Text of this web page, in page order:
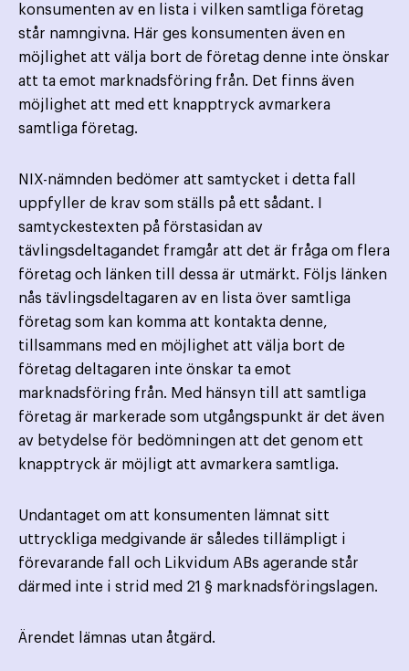
konsumenten av en lista i vilken samtliga företag
står namngivna. Här ges konsumenten även en
möjlighet att välja bort de företag denne inte önskar
att ta emot marknadsföring från. Det finns även
möjlighet att med ett knapptryck avmarkera
samtliga företag.
NIX-nämnden bedömer att samtycket i detta fall
uppfyller de krav som ställs på ett sådant. I
samtyckestexten på förstasidan av
tävlingsdeltagandet framgår att det är fråga om flera
företag och länken till dessa är utmärkt. Följs länken
nås tävlingsdeltagaren av en lista över samtliga
företag som kan komma att kontakta denne,
tillsammans med en möjlighet att välja bort de
företag deltagaren inte önskar ta emot
marknadsföring från. Med hänsyn till att samtliga
företag är markerade som utgångspunkt är det även
av betydelse för bedömningen att det genom ett
knapptryck är möjligt att avmarkera samtliga.
Undantaget om att konsumenten lämnat sitt
uttryckliga medgivande är således tillämpligt i
förevarande fall och Likvidum ABs agerande står
därmed inte i strid med 21 § marknadsföringslagen.
Ärendet lämnas utan åtgärd.